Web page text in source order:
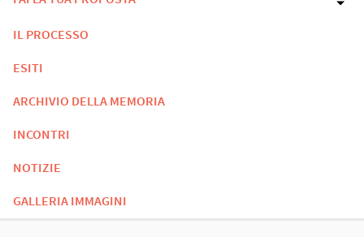
IL PROCESSO
ESITI
ARCHIVIO DELLA MEMORIA
INCONTRI
NOTIZIE
GALLERIA IMMAGINI